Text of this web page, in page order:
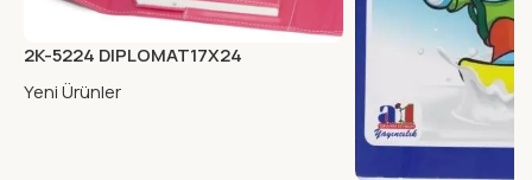
2K-5224 DIPLOMAT17X24
MIKNA.KAB.ORG.KARE FUSYA
Yeni Ürünler